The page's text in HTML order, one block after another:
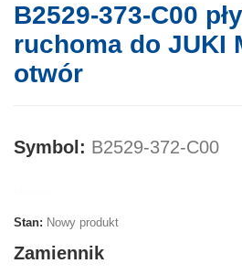
B2529-373-C00
ruchoma do JUKI
otwór
Symbol: B2529-372-C00
Stan: Nowy produkt
Zamiennik